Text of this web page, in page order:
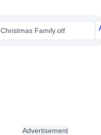
Christmas Family.otf
Advertisement